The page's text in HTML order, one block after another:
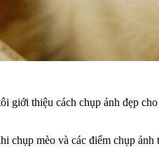
thiệu cách chụp ảnh đẹp
chụp mèo và các điểm chụp ảnh